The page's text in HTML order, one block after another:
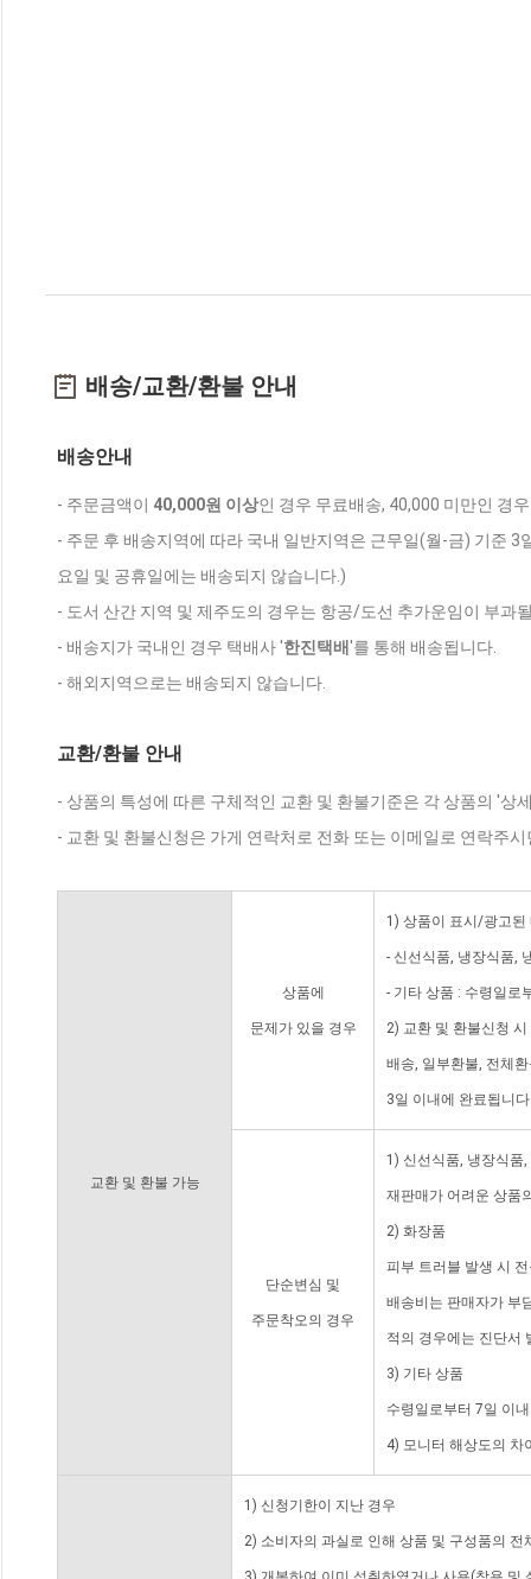
배송/교환/환불 안내
배송안내
- 주문금액이 40,000원 이상인 경우 무료배송, 40,000 미만인 경
- 주문 후 배송지역에 따라 국내 일반지역은 근무일(월-금) 기준
요일 및 공휴일에는 배송되지 않습니다.)
- 도서 산간 지역 및 제주도의 경우는 항공/도선 추가운임이 부과
- 배송지가 국내인 경우 택배사 '한진택배'를 통해 배송됩니다.
- 해외지역으로는 배송되지 않습니다.
교환/환불 안내
- 상품의 특성에 따른 구체적인 교환 및 환불기준은 각 상품의 '상
- 교환 및 환불신청은 가게 연락처로 전화 또는 이메일로 연락주
교환 및 환불 가능
상품에
문제가 있을 경우
1) 상품이 표시/광고된
- 신선식품, 냉장식품,
- 기타 상품 : 수령일로
2) 교환 및 환불신청
배송, 일부환불, 전체
3일 이내에 완료됩니
단순변심 및
주문착오의 경우
1) 신선식품, 냉장식품
재판매가 어려운 상품
2) 화장품
피부 트러블 발생 시
배송비는 판매자가 부
적의 경우에는 진단서
3) 기타 상품
수령일로부터 7일 이
4) 모니터 해상도의 차
1) 신청기한이 지난 경우
2) 소비자의 과실로 인해 상품 및 구성품의